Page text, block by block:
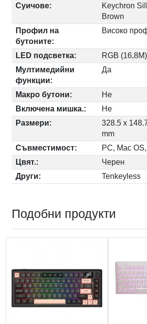
Суичове:
Keychron
Brown
Профил на
бутоните:
Високо
LED подсветка:
RGB (16,8M)
Мултимедийни
функции:
Да
Макро бутони:
Не
Включена мишка.:
Не
Размери:
328.5 x
mm
Съвместимост:
PC, Mac
Цвят.:
Черен
Други:
Tenkeyless
Подобни продукти